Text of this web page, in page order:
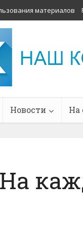
материалов
Новости На
На